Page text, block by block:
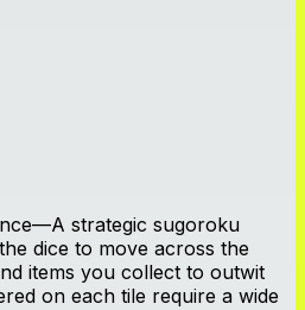
strategic sugoroku
dice to move across the
items you collect to outwit
on each tile require a wide